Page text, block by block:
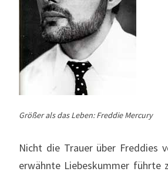
Größer als das Leben: Freddie Mercury
Nicht die Trauer über Freddies
erwähnte Liebeskummer führte